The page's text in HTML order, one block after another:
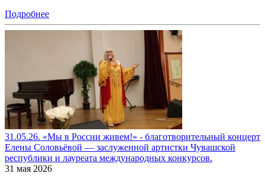
Подробнее
31.05.26. «Мы в России живем!» - благотворительный концерт
Елены Соловьёвой — заслуженной артистки Чувашской
республики и лауреата международных конкурсов.
31 мая 2026